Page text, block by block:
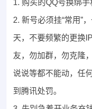
1. 购买的QQ号换绑手
2. 新号必须挂“常用”
天，不要频繁的更换
友，勿加群，勿克隆
说说等都不能动，任
到腾讯处罚。